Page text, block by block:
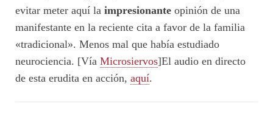
evitar meter aquí la impresionante opinión de una
manifestante en la reciente cita a favor de la familia
«tradicional». Menos mal que había estudiado
neurociencia. [Vía Microsiervos]El audio en directo
de esta erudita en acción, aquí.